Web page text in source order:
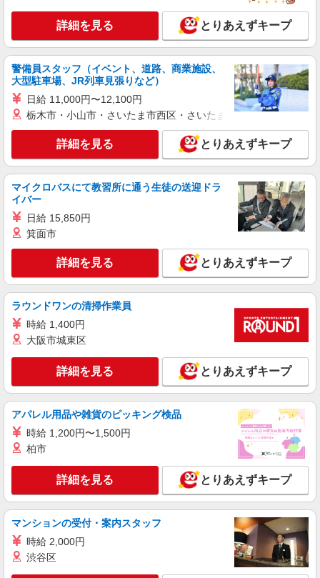
時給1320円＋交通費支給 月収例：22万1,760円
（時給1,320円×実働8時間×21日勤務の場合） ◆交
通費：月額上限1万円 ◆住宅手当：月額3,000円〜
◆子ども手当：月額5,000円〜 ◆日払い・週払い
制度あり ※各種手当・支払い制度には規定があり
ます。
加東市河高
キープ 詳細を見る
派遣社員
塗料の出荷業務
時給1400円交通費全額支給
兵庫県加東市 ＊車・バイク通勤OK
キープ 詳細を見る
株式会社テクノ・サービス/お仕事No/0848169
アルミフレームの検品
時給1200円交通費全額支給
兵庫県加東市 ＊車・バイク通勤OK
キープ 詳細を見る
戦力エージェント株式会社
各種手当 （時給1,450円×実働7.5時間×21日勤務）
※交通費別途支給（規定あり） ※住宅手当3,000
キープ 詳細を見る
派遣社員
パーソルファクトリーパートナーズ株式会社
ガス給湯器やコンロの運搬・検品（日勤）
時給1200円 ※交通費全額支給（規定あり）
詳細を見る とりあえずキープ
警備員スタッフ（イベント、道路、商業施設、
大型駐車場、JR列車見張りなど）
日給 11,000円〜12,100円
栃木市・小山市・さいたま市西区・さいたま市岩槻区・久喜市・
詳細を見る とりあえずキープ
マイクロバスにて教習所に通う生徒の送迎ドラ
イバー
日給 15,850円
箕面市
詳細を見る とりあえずキープ
ラウンドワンの清掃作業員
時給 1,400円
大阪市城東区
詳細を見る とりあえずキープ
アパレル用品や雑貨のピッキング検品
時給 1,200円〜1,500円
柏市
詳細を見る とりあえずキープ
マンションの受付・案内スタッフ
時給 2,000円
渋谷区